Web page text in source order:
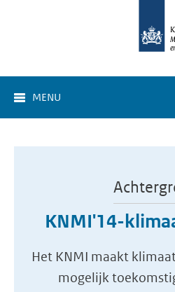
MENU
KNMI'14-
Het KNMI maakt
mogelijk